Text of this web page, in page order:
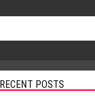
RECENT POSTS